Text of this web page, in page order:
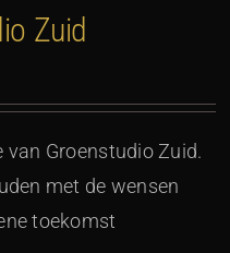
Zuid
Groenstudio Zuid.
met de wensen
toekomst